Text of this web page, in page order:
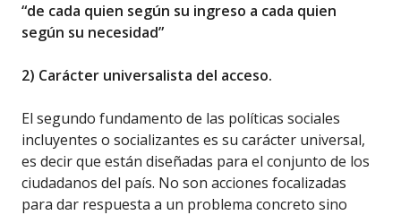
“de cada quien según su ingreso a cada quien
según su necesidad”
2) Carácter universalista del acceso.
El segundo fundamento de las políticas sociales
incluyentes o socializantes es su carácter universal,
es decir que están diseñadas para el conjunto de los
ciudadanos del país. No son acciones focalizadas
para dar respuesta a un problema concreto sino